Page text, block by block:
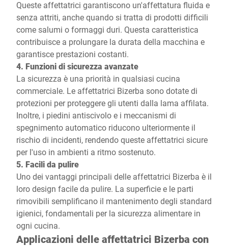
Queste affettatrici garantiscono un'affettatura fluida e
senza attriti, anche quando si tratta di prodotti difficili
come salumi o formaggi duri. Questa caratteristica
contribuisce a prolungare la durata della macchina e
garantisce prestazioni costanti.
4. Funzioni di sicurezza avanzate
La sicurezza è una priorità in qualsiasi cucina
commerciale. Le affettatrici Bizerba sono dotate di
protezioni per proteggere gli utenti dalla lama affilata.
Inoltre, i piedini antiscivolo e i meccanismi di
spegnimento automatico riducono ulteriormente il
rischio di incidenti, rendendo queste affettatrici sicure
per l'uso in ambienti a ritmo sostenuto.
5. Facili da pulire
Uno dei vantaggi principali delle affettatrici Bizerba è il
loro design facile da pulire. La superficie e le parti
rimovibili semplificano il mantenimento degli standard
igienici, fondamentali per la sicurezza alimentare in
ogni cucina.
Applicazioni delle affettatrici Bizerba con